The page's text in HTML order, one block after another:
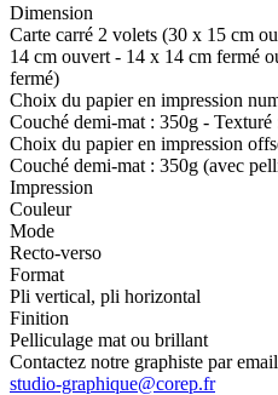
Dimension
Carte carré 2 volets (30 x 15 cm
14 cm ouvert - 14 x 14 cm fermé
fermé)
Choix du papier en impression
Couché demi-mat : 350g -
Choix du papier en impression
Couché demi-mat : 350g (avec
Impression
Couleur
Mode
Recto-verso
Format
Pli vertical, pli horizontal
Finition
Pelliculage mat ou brillant
Contactez notre graphiste par email
studio-graphique@corep.fr